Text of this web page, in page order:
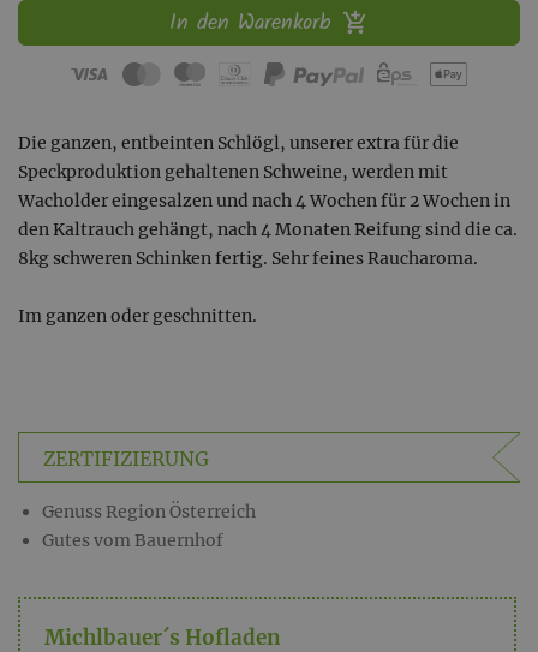
In den Warenkorb
Die ganzen, entbeinten Schlögl, unserer extra für die
Speckproduktion gehaltenen Schweine, werden mit
Wacholder eingesalzen und nach 4 Wochen für 2 Wochen in
den Kaltrauch gehängt, nach 4 Monaten Reifung sind die ca.
8kg schweren Schinken fertig. Sehr feines Raucharoma.
Im ganzen oder geschnitten.
ZERTIFIZIERUNG
Genuss Region Österreich
Gutes vom Bauernhof
Michlbauer´s Hofladen